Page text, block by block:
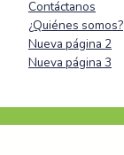
Contáctanos
¿Quiénes somos?
Nueva página 2
Nueva página 3